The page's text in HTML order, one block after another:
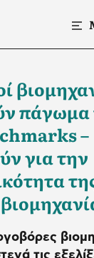
πάγωμα
–
για την
τις